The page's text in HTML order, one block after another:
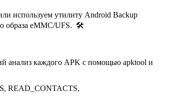
используем утилиту Android Backup
образа eMMC/UFS. 🛠️
анализ каждого APK с помощью apktool и
READ_CONTACTS,